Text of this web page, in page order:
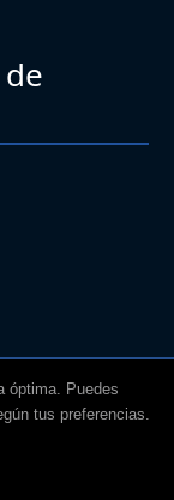
óptima. Puedes
tus preferencias.